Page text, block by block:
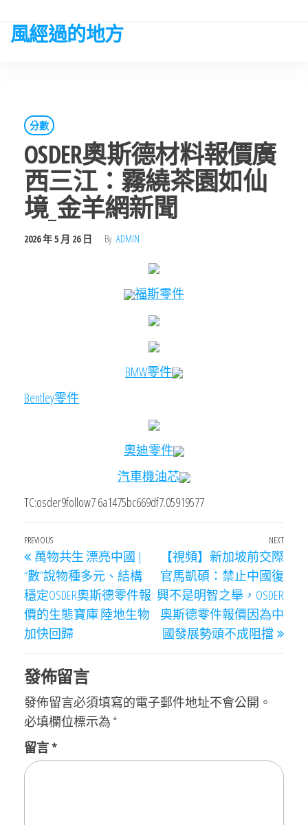
the
風經過的地方
分數
OSDER奧斯德材料報價廣
西三江：霧繞茶園如仙
境_金羊網新聞
2026 年 5 月 26 日 By ADMIN
福斯零件
BMW零件
Bentley零件
奧迪零件
汽車機油芯
TC:osder9follow7 6a1475bc669df7.05919577
文
章
導
覽
Previous
Post
PREVIOUS
萬物共生 漂亮中國 |
“數”說物種多元、結構
穩定OSDER奧斯德零件報
價的生態寶庫 陸地生物
加快回歸
Next
NEXT
【視頻】新加坡前交際
官馬凱碩：禁止中國復
興不是明智之舉，OSDER
奧斯德零件報價因為中
國發展勢頭不成阻擋
發佈留言
發佈留言必須填寫的電子郵件地址不會公開。
必填欄位標示為 *
留言*